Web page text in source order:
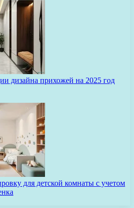
дизайна прихожей на 2025 год
для детской комнаты с учетом